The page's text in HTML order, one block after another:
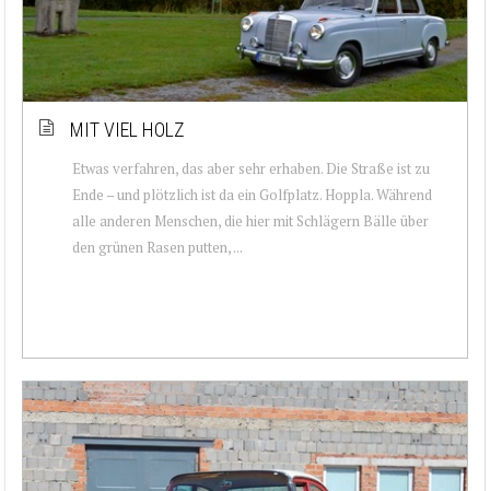
MIT VIEL HOLZ
Etwas verfahren, das aber sehr erhaben. Die Straße ist zu
Ende – und plötzlich ist da ein Golfplatz. Hoppla. Während
alle anderen Menschen, die hier mit Schlägern Bälle über
den grünen Rasen putten, ...